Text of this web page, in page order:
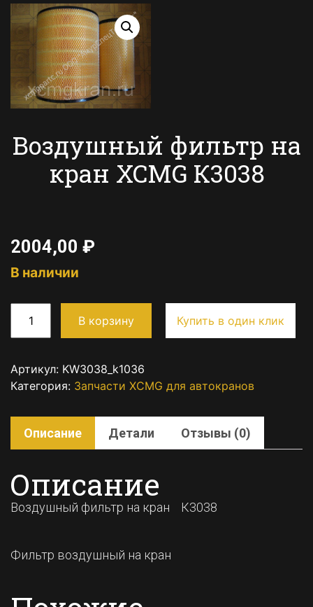
Воздушный фильтр на
кран XCMG К3038
2004,00 ₽
В наличии
В корзину Купить в один клик
Артикул: KW3038_k1036
Категория: Запчасти XCMG для автокранов
Описание Детали Отзывы (0)
Описание
Воздушный фильтр на кран К3038
Фильтр воздушный на кран